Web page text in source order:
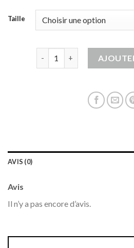
Taille
AVIS (0)
Avis
Il n’y a pas encore d’avis.